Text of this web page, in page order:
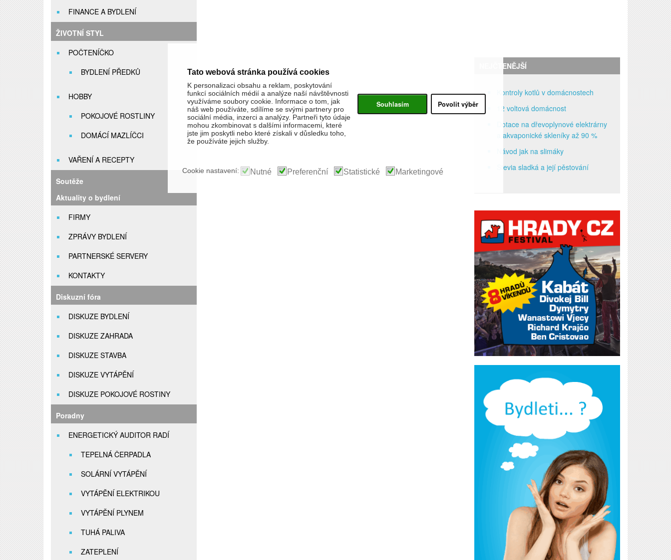
FINANCE A BYDLENÍ
ŽIVOTNÍ STYL
POČTENÍČKO
BYDLENÍ PŘEDKŮ
HOBBY
POKOJOVÉ ROSTLINY
DOMÁCÍ MAZLÍČCI
VAŘENÍ A RECEPTY
Soutěže
Aktuality o bydlení
FIRMY
ZPRÁVY BYDLENÍ
PARTNERSKÉ SERVERY
KONTAKTY
Diskuzní fóra
DISKUZE BYDLENÍ
DISKUZE ZAHRADA
DISKUZE STAVBA
DISKUZE VYTÁPĚNÍ
DISKUZE POKOJOVÉ ROSTINY
Poradny
ENERGETICKÝ AUDITOR RADÍ
TEPELNÁ ČERPADLA
SOLÁRNÍ VYTÁPĚNÍ
VYTÁPĚNÍ ELEKTRIKOU
VYTÁPĚNÍ PLYNEM
TUHÁ PALIVA
ZATEPLENÍ
NEJČTENĚJŠÍ
Kontroly kotlů v domácnostech
12 voltová domácnost
Dotace na dřevoplynové elektrárny
a akvaponické skleníky až 90 %
Návod jak na slimáky
Stevia sladká a její pěstování
Tato webová stránka používá cookies
K personalizaci obsahu a reklam, poskytování
funkcí sociálních médií a analýze naší návštěvnosti
využíváme soubory cookie. Informace o tom, jak
náš web používáte, sdílíme se svými partnery pro
sociální média, inzerci a analýzy. Partneři tyto údaje
mohou zkombinovat s dalšími informacemi, které
jste jim poskytli nebo které získali v důsledku toho,
že používáte jejich služby.
Souhlasím Povolit výběr
Cookie nastavení: Nutné Preferenční Statistické Marketingové